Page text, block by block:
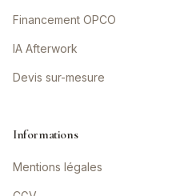
Financement OPCO
IA Afterwork
Devis sur-mesure
Informations
Mentions légales